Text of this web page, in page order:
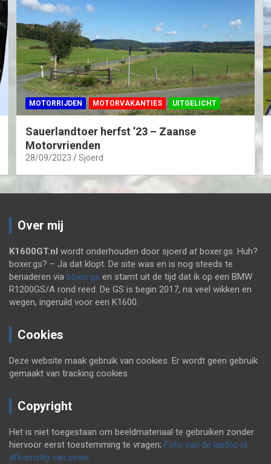
MOTORRIJDEN MOTORVAKANTIES UITGELICHT
Sauerlandtoer herfst ’23 – Zaanse
Motorvrienden
28/09/2023 Sjoerd
Over mij
K1600GT.nl wordt onderhouden door sjoerd at boxer.gs. Huh?
boxer.gs? – Ja dat klopt. De site was en is nog steeds te
benaderen via boxer.gs en stamt uit de tijd dat ik op een BMW
R1200GS/A rond reed. De GS is begin 2017, na veel wikken en
wegen, ingeruild voor een K1600.
Cookies
Deze website maak gebruik van cookies. Er wordt geen gebruik
gemaakt van tracking cookies.
Copyright
Het is niet toegestaan om beeldmateriaal te gebruiken zonder
hiervoor eerst toestemming te vragen; Foto van de laptop is
afkomstig van pexel